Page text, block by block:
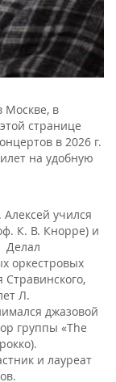
Москве, в
странице
в 2026 г.
на удобную
учился
К. В. Кнорре) и
Делал
оркестровых
Л.
джазовой
группы «The
и лауреат